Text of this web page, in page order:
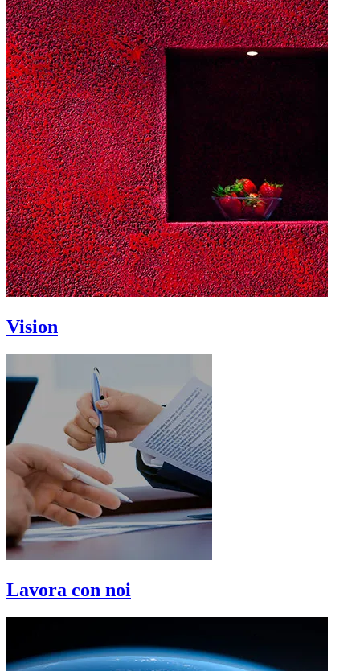
Vision
Lavora con noi